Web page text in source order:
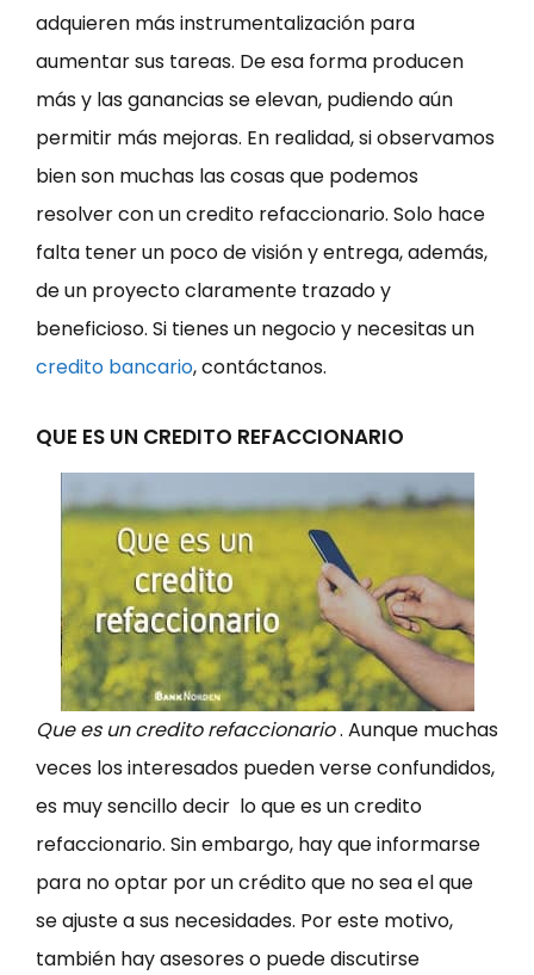
adquieren más instrumentalización para
aumentar sus tareas. De esa forma producen
más y las ganancias se elevan, pudiendo aún
permitir más mejoras. En realidad, si observamos
bien son muchas las cosas que podemos
resolver con un credito refaccionario. Solo hace
falta tener un poco de visión y entrega, además,
de un proyecto claramente trazado y
beneficioso. Si tienes un negocio y necesitas un
credito bancario, contáctanos.
QUE ES UN CREDITO REFACCIONARIO
Que es un credito refaccionario. Aunque muchas
veces los interesados pueden verse confundidos,
es muy sencillo decir lo que es un credito
refaccionario. Sin embargo, hay que informarse
para no optar por un crédito que no sea el que
se ajuste a sus necesidades. Por este motivo,
también hay asesores o puede discutirse